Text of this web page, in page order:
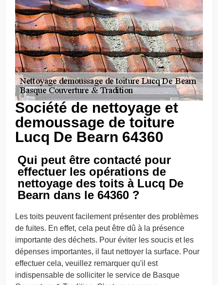
Société de nettoyage et
demoussage de toiture
Lucq De Bearn 64360
Qui peut être contacté pour
effectuer les opérations de
nettoyage des toits à Lucq De
Bearn dans le 64360 ?
Les toits peuvent facilement présenter des problèmes
de fuites. En effet, cela peut être dû à la présence
importante des déchets. Pour éviter les soucis et les
dépenses importantes, il faut nettoyer la surface. Pour
effectuer cela, veuillez remarquer qu'il est
indispensable de solliciter le service de Basque